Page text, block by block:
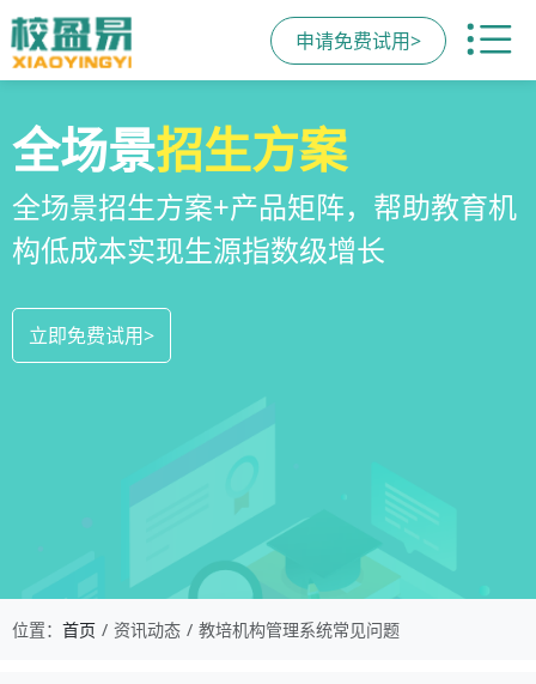
申请免费试用>
校区运营管理系统
教培机构数字化全场景运营管理系统，
全方位解决学校经营管理难题
立即免费试用>
全场景招生方案
全场景招生方案+产品矩阵，帮助教育机
构低成本实现生源指数级增长
立即免费试用>
教培机构小程序
一部手机链接机构、学员、家长，管理
更便捷，互动零距离，体验更满意
立即免费试用>
位置： 首页 资讯动态 教培机构管理系统常见问题